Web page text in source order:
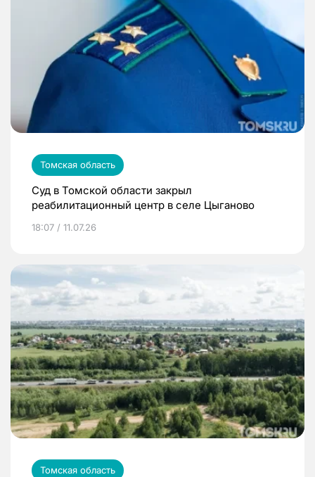
Томская область
Суд в Томской области закрыл
реабилитационный центр в селе Цыганово
18:07 / 11.07.26
Томская область